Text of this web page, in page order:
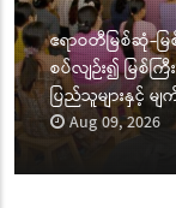
ဧရာဝတီမြစ်ဆုံ-မြ
စပ်လျဉ်း၍ မြစ်က
ပြည်သူများနှင့် မ
Aug 09, 2026